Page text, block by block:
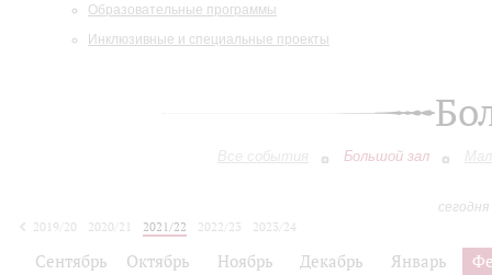
Образовательные программы
Инклюзивные и специальные проекты
Все события Большой зал
2019/20
2020/21 2021/22 2022/23
2023/24
Сентябрь Октябрь Ноябрь Декабрь Январь